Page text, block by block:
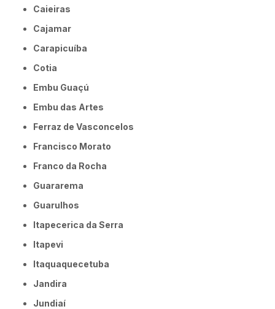
Caieiras
Cajamar
Carapicuíba
Cotia
Embu Guaçú
Embu das Artes
Ferraz de Vasconcelos
Francisco Morato
Franco da Rocha
Guararema
Guarulhos
Itapecerica da Serra
Itapevi
Itaquaquecetuba
Jandira
Jundiaí